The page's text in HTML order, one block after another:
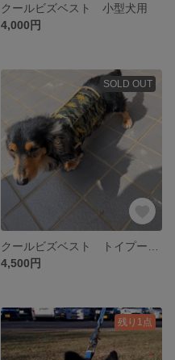
クールビズベスト 小型犬用
4,000円
SOLD OUT
4,500円
残り1点